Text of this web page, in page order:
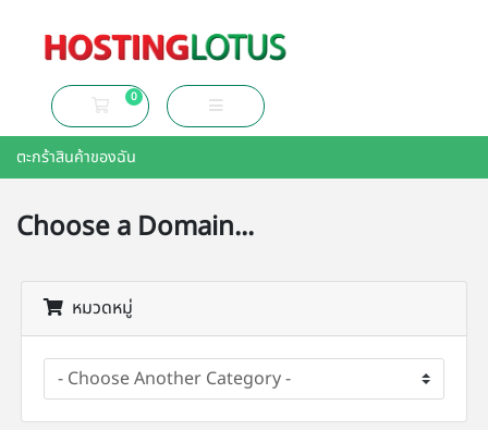
0
ตะกร้าสินค้าของฉัน
ตะกร้าสินค้าของฉัน
Choose a Domain...
หมวดหมู่